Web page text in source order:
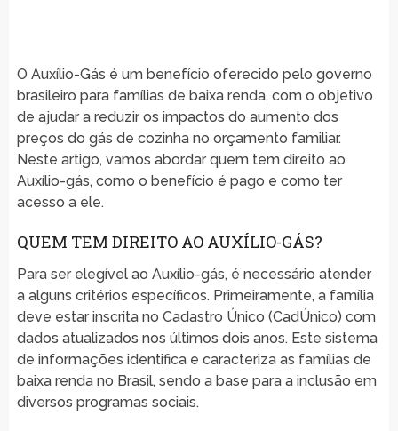
O Auxílio-Gás é um benefício oferecido pelo governo
brasileiro para famílias de baixa renda, com o objetivo
de ajudar a reduzir os impactos do aumento dos
preços do gás de cozinha no orçamento familiar.
Neste artigo, vamos abordar quem tem direito ao
Auxílio-gás, como o benefício é pago e como ter
acesso a ele.
QUEM TEM DIREITO AO AUXÍLIO-GÁS?
Para ser elegível ao Auxílio-gás, é necessário atender
a alguns critérios específicos. Primeiramente, a família
deve estar inscrita no Cadastro Único (CadÚnico) com
dados atualizados nos últimos dois anos. Este sistema
de informações identifica e caracteriza as famílias de
baixa renda no Brasil, sendo a base para a inclusão em
diversos programas sociais.